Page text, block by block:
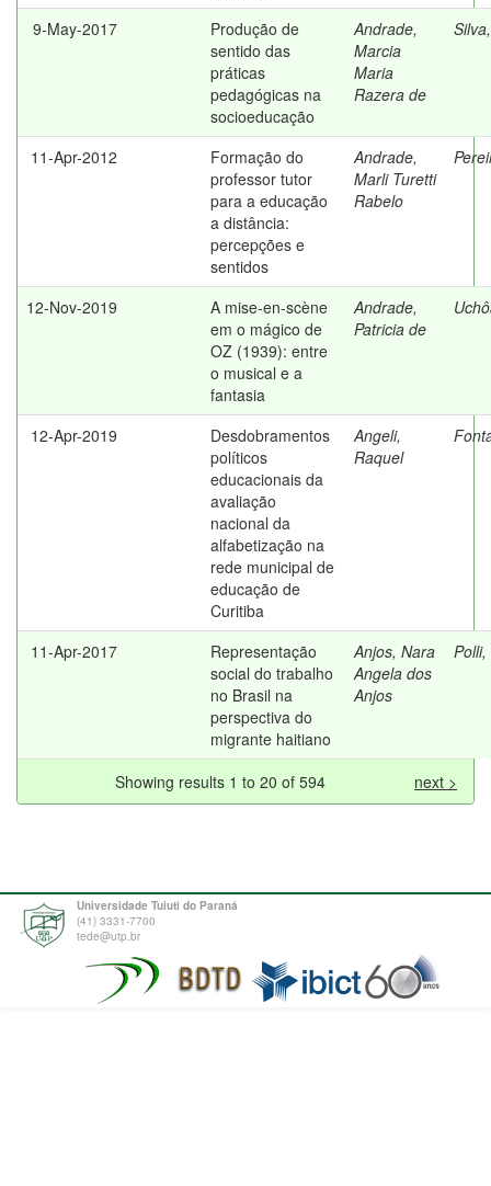
9-May-2017
Produção de
sentido das
práticas
pedagógicas na
socioeducação
Andrade,
Marcia
Maria
Razera de
11-Apr-2012
Formação do
professor tutor
para a educação
a distância:
percepções e
sentidos
Andrade,
Marli Turetti
Rabelo
12-Nov-2019
A mise-en-scène
em o mágico de
OZ (1939): entre
o musical e a
fantasia
Andrade,
Patricia de
12-Apr-2019
Desdobramentos
políticos
educacionais da
avaliação
nacional da
alfabetização na
rede municipal de
educação de
Curitiba
Angeli,
Raquel
11-Apr-2017
Representação
social do trabalho
no Brasil na
perspectiva do
migrante haitiano
Anjos, Nara
Angela dos
Anjos
Showing results 1 to 20 of 594 next >
Universidade Tuiuti do Paraná
(41) 3331-7700
tede@utp.br